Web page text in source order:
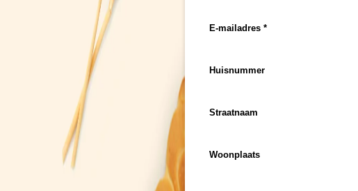
E-mailadres *
Huisnummer
Straatnaam
Woonplaats